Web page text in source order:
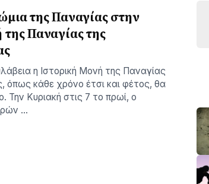
της Παναγίας στην
Παναγίας της
η Ιστορική Μονή της Παναγίας
όπως κάθε χρόνο έτσι και φέτος, θα
Την Κυριακή στις 7 το πρωί, ο
…